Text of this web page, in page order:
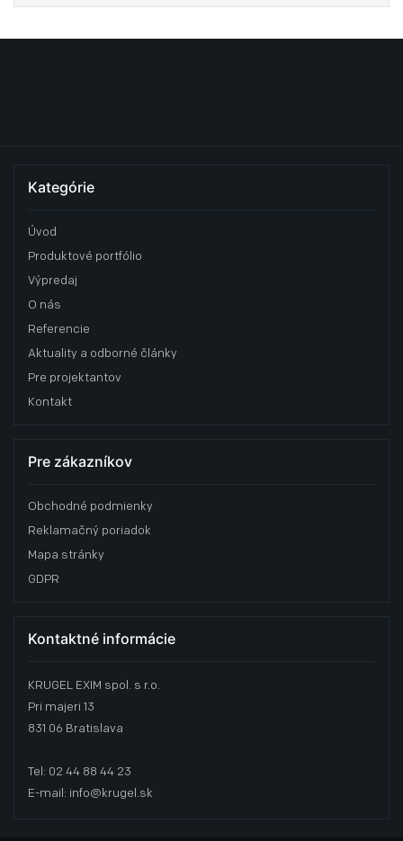
Kategórie
Úvod
Produktové portfólio
Výpredaj
O nás
Referencie
Aktuality a odborné články
Pre projektantov
Kontakt
Pre zákazníkov
Obchodné podmienky
Reklamačný poriadok
Mapa stránky
GDPR
Kontaktné informácie
KRUGEL EXIM spol. s r.o.
Pri majeri 13
831 06 Bratislava
Tel: 02 44 88 44 23
E-mail: info@krugel.sk